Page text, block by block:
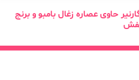
حاوی عصاره زغال بامبو و برنج